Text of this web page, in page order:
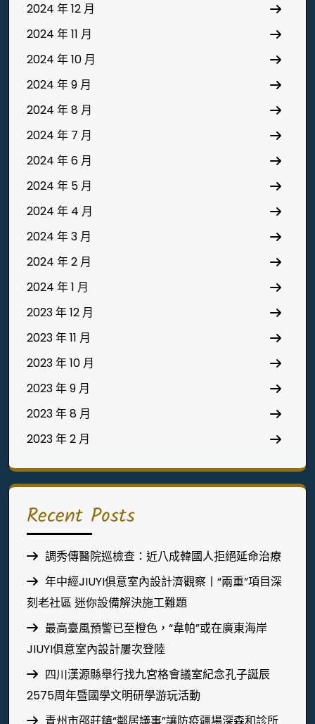
2024 年 12 月
2024 年 11 月
2024 年 10 月
2024 年 9 月
2024 年 8 月
2024 年 7 月
2024 年 6 月
2024 年 5 月
2024 年 4 月
2024 年 3 月
2024 年 2 月
2024 年 1 月
2023 年 12 月
2023 年 11 月
2023 年 10 月
2023 年 9 月
2023 年 8 月
2023 年 2 月
Recent Posts
調秀傳醫院巡檢查：近八成韓國人拒絕延命治療
年中經JIUYI俱意室內設計濟觀察丨“兩重”項目深
刻老社區 迷你設備解決施工難題
最高臺風預警已至橙色，“韋帕”或在廣東海岸
JIUYI俱意室內設計屢次登陸
四川漢源縣舉行找九宮格會議室紀念孔子誕辰
2575周年暨國學文明研學游玩活動